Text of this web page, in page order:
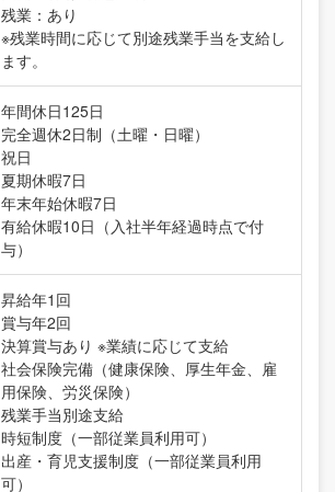
残業：あり
※残業時間に応じて別途残業手当を支給し
ます。
年間休日125日
完全週休2日制（土曜・日曜）
祝日
夏期休暇7日
年末年始休暇7日
有給休暇10日（入社半年経過時点で付
与）
昇給年1回
賞与年2回
決算賞与あり ※業績に応じて支給
社会保険完備（健康保険、厚生年金、雇
用保険、労災保険）
残業手当別途支給
時短制度（一部従業員利用可）
出産・育児支援制度（一部従業員利用
可）